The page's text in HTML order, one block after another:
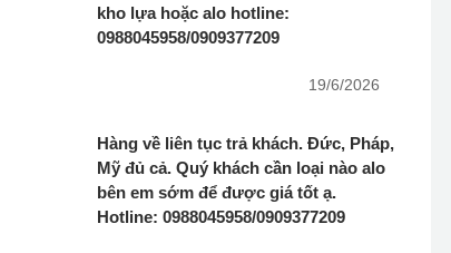
kho lựa hoặc alo hotline:
0988045958/0909377209
19/6/2026
Hàng về liên tục trả khách. Đức, Pháp,
Mỹ đủ cả. Quý khách cần loại nào alo
bên em sớm để được giá tốt ạ.
Hotline: 0988045958/0909377209